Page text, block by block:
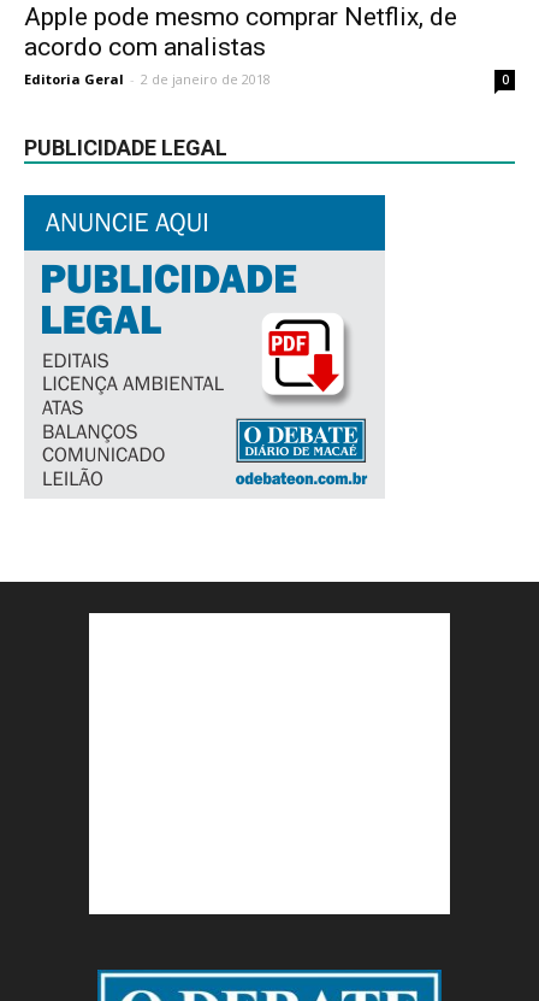
Apple pode mesmo comprar Netflix, de
acordo com analistas
Editoria Geral - 2 de janeiro de 2018 0
PUBLICIDADE LEGAL